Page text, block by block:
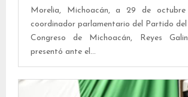
Morelia, Michoacán, a 29 de
coordinador parlamentario del Partido del
Congreso de Michoacán, Reyes
presentó ante el...